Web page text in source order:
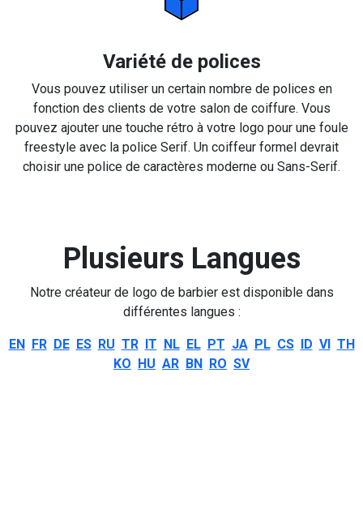
Variété de polices
Vous pouvez utiliser un certain nombre de polices en
fonction des clients de votre salon de coiffure. Vous
pouvez ajouter une touche rétro à votre logo pour une foule
freestyle avec la police Serif. Un coiffeur formel devrait
choisir une police de caractères moderne ou Sans-Serif.
Plusieurs Langues
Notre créateur de logo de barbier est disponible dans
différentes langues :
EN FR DE ES RU TR IT NL EL PT JA PL CS ID VI TH
KO HU AR BN RO SV